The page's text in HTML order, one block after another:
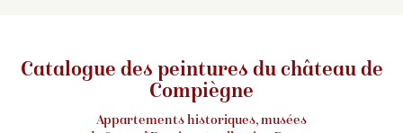
Catalogue des peintures du château de
Compiègne
Appartements historiques, musées